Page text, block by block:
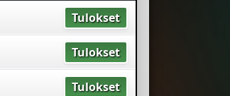
Tulokset
Tulokset
Tulokset